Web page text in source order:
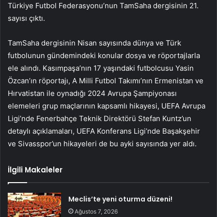
Türkiye Futbol Federasyonu’nun TamSaha dergisinin 21.
sayısı çıktı.
TamSaha dergisinin Nisan sayısında dünya ve Türk
futbolunun gündemindeki konular dosya ve röportajlarla
ele alındı. Kasımpaşa’nın 17 yaşındaki futbolcusu Yasin
Özcan’ın röportajı, A Milli Futbol Takımı’nın Ermenistan ve
Hırvatistan ile oynadığı 2024 Avrupa Şampiyonası
elemeleri grup maçlarının kapsamlı hikayesi, UEFA Avrupa
Ligi’nde Fenerbahçe Teknik Direktörü Stefan Kuntz’un
detaylı açıklamaları, UEFA Konferans Ligi’nde Başakşehir
ve Sivasspor’un hikayeleri de bu ayki sayısında yer aldı.
İlgili Makaleler
Meclis’te yeni oturma düzeni!
Ağustos 7, 2026